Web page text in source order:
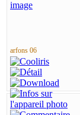
arfons 06